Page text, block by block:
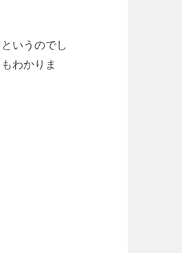
いうのでし
わかりま